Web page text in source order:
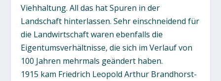
Viehhaltung. All das hat Spuren in der
Landschaft hinterlassen. Sehr einschneidend für
die Landwirtschaft waren ebenfalls die
Eigentumsverhältnisse, die sich im Verlauf von
100 Jahren mehrmals geändert haben.
1915 kam Friedrich Leopold Arthur Brandhorst-